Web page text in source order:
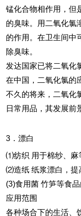
锰化合物相作用，但
的臭味。用二氧化氯
的作用。在卫生间中
除臭味。
发达国家已将二氧化
在中国，二氧化氯的
不久的将来，二氧化
日常用品，其发展前
3．漂白
⑴纺织 用于棉纱、麻
⑵造纸 纸浆漂白，提
(3)食用菌 竹笋等食
应用范围
各种场合下的生活、